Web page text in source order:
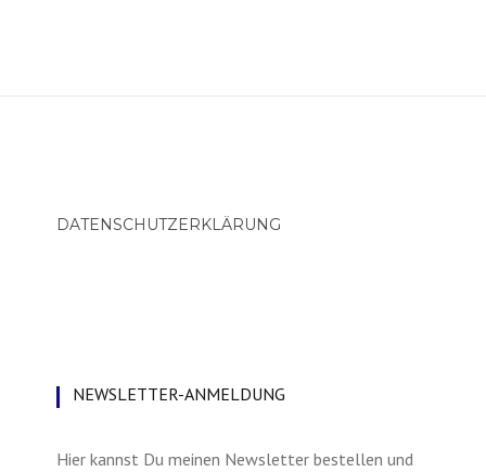
DATENSCHUTZERKLÄRUNG
NEWSLETTER-ANMELDUNG
Hier kannst Du meinen Newsletter bestellen und